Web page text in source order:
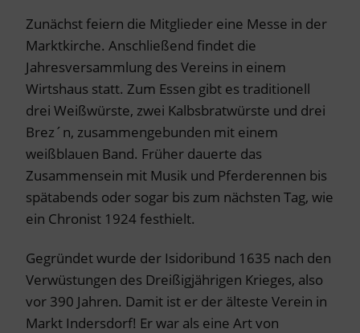
Zunächst feiern die Mitglieder eine Messe in der
Marktkirche. Anschließend findet die
Jahresversammlung des Vereins in einem
Wirtshaus statt. Zum Essen gibt es traditionell
drei Weißwürste, zwei Kalbsbratwürste und drei
Brez´n, zusammengebunden mit einem
weißblauen Band. Früher dauerte das
Zusammensein mit Musik und Pferderennen bis
spätabends oder sogar bis zum nächsten Tag, wie
ein Chronist 1924 festhielt.
Gegründet wurde der Isidoribund 1635 nach den
Verwüstungen des Dreißigjährigen Krieges, also
vor 390 Jahren. Damit ist er der älteste Verein in
Markt Indersdorf! Er war als eine Art von